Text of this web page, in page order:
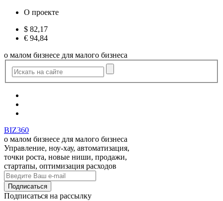
О проекте
$ 82,17
€ 94,84
о малом бизнесе для малого бизнеса
BIZ360
о малом бизнесе для малого бизнеса
Управление, ноу-хау, автоматизация,
точки роста, новые ниши, продажи,
стартапы, оптимизация расходов
Подписаться на рассылку